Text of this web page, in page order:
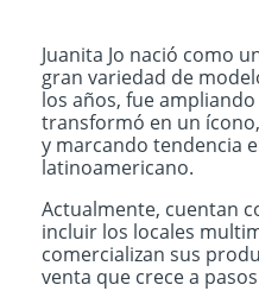
Juanita Jo nació como
gran variedad de
los años, fue
transformó en un
y marcando tendencia
latinoamericano.
Actualmente, cuentan
incluir los locales
comercializan sus
venta que crece a